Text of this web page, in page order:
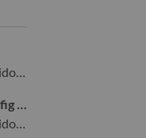
Morrisville, North Carolina, Estados Unidos da América,
Solutions & Services Inside Sales - Config & Deploy
Morrisville, North Carolina, Estados Unidos da América,